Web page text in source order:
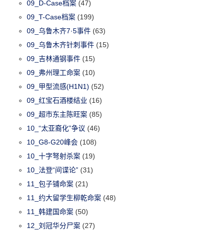
09_D-Case档案 (47)
09_T-Case档案 (199)
09_乌鲁木齐7·5事件 (63)
09_乌鲁木齐针刺事件 (15)
09_吉林通钢事件 (15)
09_弗州理工命案 (10)
09_甲型流感(H1N1) (52)
09_红宝石酒楼结业 (16)
09_超市东主陈旺案 (85)
10_“太亚裔化”争议 (46)
10_G8-G20峰会 (108)
10_十字弩射杀案 (19)
10_法登“间谍论” (31)
11_包子铺命案 (21)
11_约大留学生柳乾命案 (48)
11_韩建国命案 (50)
12_刘冠华分尸案 (27)